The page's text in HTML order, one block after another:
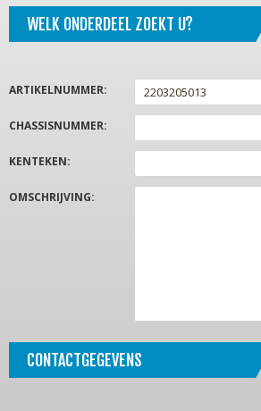
WELK ONDERDEEL ZOEKT U?
ARTIKELNUMMER:
CHASSISNUMMER:
KENTEKEN:
OMSCHRIJVING:
CONTACTGEGEVENS